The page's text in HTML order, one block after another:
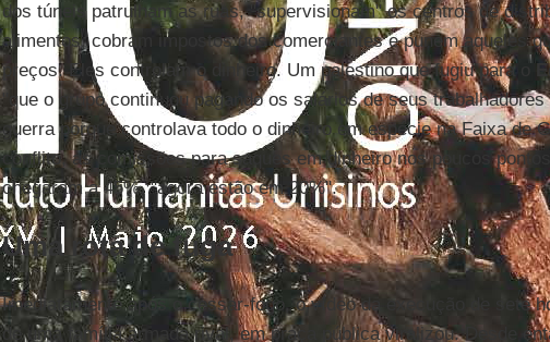
dos túneis patrulham as ruas, "supervisionam" os centros de
alimentos, cobram impostos dos comerciantes e punem aqueles
preços. Eles controlam o dinheiro. Um palestino que fugiu para o
"que o grupo continuou pagando os salários de seus
guerra porque controlava todo o dinheiro em espécie na Faixa de
conflito, as comissões para saques em dinheiro nos poucos
chegaram a 45%, "agora estão em 20%".
Uma rota de fuga
Imediatamente após o cessar-fogo, o vídeo da execução de sete
de uma família armada rival, em praça pública viralizou. Desde